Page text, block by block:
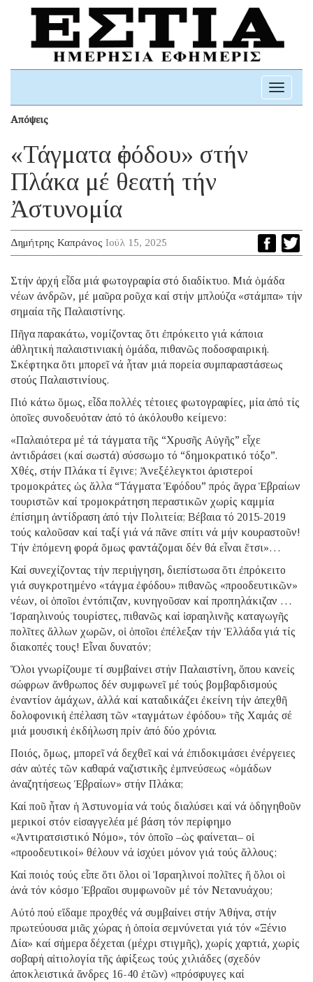
Toggle
Απόψεις
«Τάγματα ἐφόδου» στήν
Πλάκα μέ θεατή τήν
Ἀστυνομία
Δημήτρης Καπράνος Ιούλ 15, 2025
Στήν ἀρχή εἶδα μιά φωτογραφία στό διαδίκτυο. Μιά ὁμάδα
νέων ἀνδρῶν, μέ μαῦρα ροῦχα καί στήν μπλούζα «στάμπα» τήν
σημαία τῆς Παλαιστίνης.
Πῆγα παρακάτω, νομίζοντας ὅτι ἐπρόκειτο γιά κάποια
ἀθλητική παλαιστινιακή ὁμάδα, πιθανῶς ποδοσφαιρική.
Σκέφτηκα ὅτι μπορεῖ νά ἦταν μιά πορεία συμπαραστάσεως
στούς Παλαιστινίους.
Πιό κάτω ὅμως, εἶδα πολλές τέτοιες φωτογραφίες, μία ἀπό τίς
ὁποῖες συνοδευόταν ἀπό τό ἀκόλουθο κείμενο:
«Παλαιότερα μέ τά τάγματα τῆς “Χρυσῆς Αὐγῆς” εἶχε
ἀντιδράσει (καί σωστά) σύσσωμο τό “δημοκρατικό τόξο”.
Χθές, στήν Πλάκα τί ἔγινε; Ἀνεξέλεγκτοι ἀριστεροί
τρομοκράτες ὡς ἄλλα “Τάγματα Ἐφόδου” πρός ἄγρα Ἑβραίων
τουριστῶν καί τρομοκράτηση περαστικῶν χωρίς καμμία
ἐπίσημη ἀντίδραση ἀπό τήν Πολιτεία; Βέβαια τό 2015-2019
τούς καλοῦσαν καί ταξί γιά νά πᾶνε σπίτι νά μήν κουραστοῦν!
Τήν ἑπόμενη φορά ὅμως φαντάζομαι δέν θά εἶναι ἔτσι»…
Καί συνεχίζοντας τήν περιήγηση, διεπίστωσα ὅτι ἐπρόκειτο
γιά συγκροτημένο «τάγμα ἐφόδου» πιθανῶς «προοδευτικῶν»
νέων, οἱ ὁποῖοι ἐντόπιζαν, κυνηγοῦσαν καί προπηλάκιζαν …
Ἰσραηλινούς τουρίστες, πιθανῶς καί ἰσραηλινῆς καταγωγῆς
πολῖτες ἄλλων χωρῶν, οἱ ὁποῖοι ἐπέλεξαν τήν Ἑλλάδα γιά τίς
διακοπές τους! Εἶναι δυνατόν;
Ὅλοι γνωρίζουμε τί συμβαίνει στήν Παλαιστίνη, ὅπου κανείς
σώφρων ἄνθρωπος δέν συμφωνεῖ μέ τούς βομβαρδισμούς
ἐναντίον ἀμάχων, ἀλλά καί καταδικάζει ἐκείνη τήν ἀπεχθῆ
δολοφονική ἐπέλαση τῶν «ταγμάτων ἐφόδου» τῆς Χαμάς σέ
μιά μουσική ἐκδήλωση πρίν ἀπό δύο χρόνια.
Ποιός, ὅμως, μπορεῖ νά δεχθεῖ καί νά ἐπιδοκιμάσει ἐνέργειες
σάν αὐτές τῶν καθαρά ναζιστικῆς ἐμπνεύσεως «ὁμάδων
ἀναζητήσεως Ἑβραίων» στήν Πλάκα;
Καί ποῦ ἦταν ἡ Ἀστυνομία νά τούς διαλύσει καί νά ὁδηγηθοῦν
μερικοί στόν εἰσαγγελέα μέ βάση τόν περίφημο
«Ἀντιρατσιστικό Νόμο», τόν ὁποῖο –ὡς φαίνεται– οἱ
«προοδευτικοί» θέλουν νά ἰσχύει μόνον γιά τούς ἄλλους;
Καί ποιός τούς εἶπε ὅτι ὅλοι οἱ Ἰσραηλινοί πολῖτες ἤ ὅλοι οἱ
ἀνά τόν κόσμο Ἑβραῖοι συμφωνοῦν μέ τόν Νετανυάχου;
Αὐτό πού εἴδαμε προχθές νά συμβαίνει στήν Ἀθήνα, στήν
πρωτεύουσα μιᾶς χώρας ἡ ὁποία σεμνύνεται γιά τόν «Ξένιο
Δία» καί σήμερα δέχεται (μέχρι στιγμῆς), χωρίς χαρτιά, χωρίς
σοβαρή αἰτιολογία τῆς ἀφίξεως τούς χιλιάδες (σχεδόν
ἀποκλειστικά ἄνδρες 16-40 ἐτῶν) «πρόσφυγες καί